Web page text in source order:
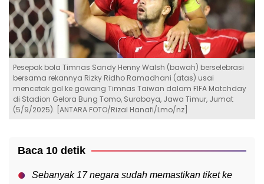
Pesepak bola Timnas Sandy Henny Walsh (bawah) berselebrasi
bersama rekannya Rizky Ridho Ramadhani (atas) usai
mencetak gol ke gawang Timnas Taiwan dalam FIFA Matchday
di Stadion Gelora Bung Tomo, Surabaya, Jawa Timur, Jumat
(5/9/2025). [ANTARA FOTO/Rizal Hanafi/Lmo/nz]
Baca 10 detik
Sebanyak 17 negara sudah memastikan tiket ke